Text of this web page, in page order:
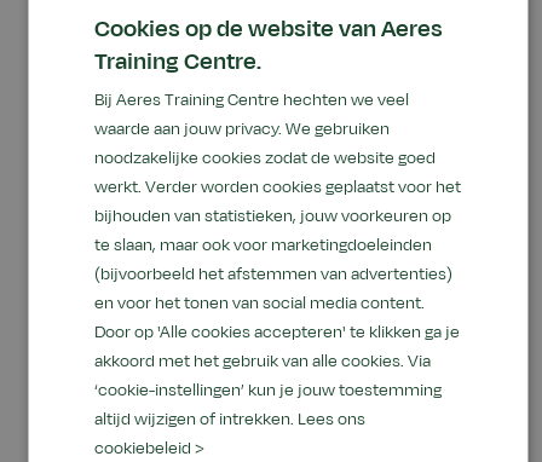
ervoor dat het paard voelt dat er spanning in zijn
staart zit en dat helpt hem die spanning los te
laten. Dan is het vaak verbazingwekkend hoe
snel het hele dier verandert. Verander de
houding van het dier en zijn geestelijke instelling
verandert, waardoor hij het gevoel krijgt dat-ie
‘het’ aan kan: je vergroot zijn zelfvertrouwen.
Weet je wat het is: veel dieren denken dat ze
alleen maar uit een hoofd bestaan. Zodra je ze
bewustmaakt van de rest van hun lichaam,
mond, hals, romp, benen en staart, merk je dat er
een stuk rust en vertrouwen ontstaat. Ik doe dit
werk nu al meer dan 35 jaar, maar nog bijna
dagelijks ben ik verrast over de snelheid
Cookies op de website van Aeres
Training Centre.
Bij Aeres Training Centre hechten we veel
waarde aan jouw privacy. We gebruiken
noodzakelijke cookies zodat de website goed
werkt. Verder worden cookies geplaatst voor het
bijhouden van statistieken, jouw voorkeuren op
te slaan, maar ook voor marketingdoeleinden
(bijvoorbeeld het afstemmen van advertenties)
en voor het tonen van social media content.
Door op 'Alle cookies accepteren' te klikken ga je
akkoord met het gebruik van alle cookies. Via
‘cookie-instellingen’ kun je jouw toestemming
altijd wijzigen of intrekken. Lees ons
cookiebeleid >